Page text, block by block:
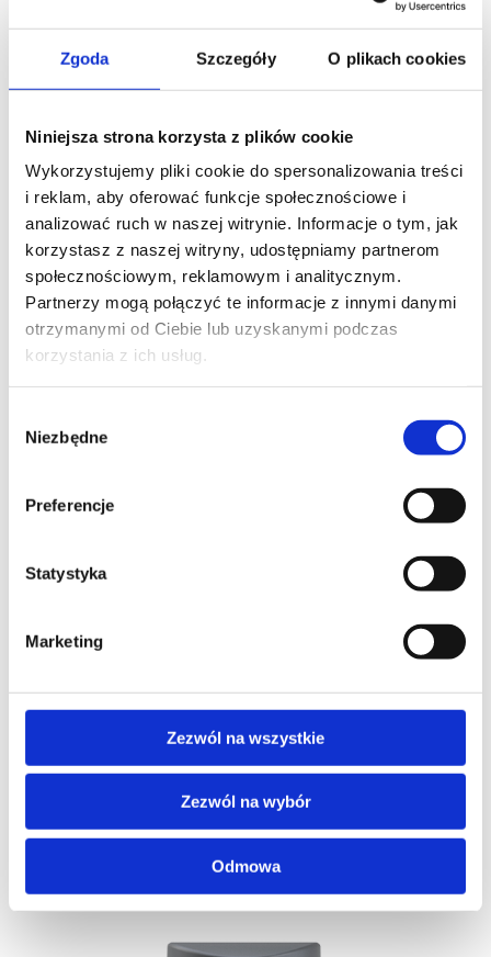
Zgoda Szczegóły O plikach cookies
Niniejsza strona korzysta z plików cookie
Wykorzystujemy pliki cookie do spersonalizowania treści
i reklam, aby oferować funkcje społecznościowe i
analizować ruch w naszej witrynie. Informacje o tym, jak
korzystasz z naszej witryny, udostępniamy partnerom
społecznościowym, reklamowym i analitycznym.
Partnerzy mogą połączyć te informacje z innymi danymi
otrzymanymi od Ciebie lub uzyskanymi podczas
korzystania z ich usług.
zgody
Niezbędne
Preferencje
Statystyka
Marketing
Zezwól na wszystkie
Zezwól na wybór
Odmowa
Pobierz rysunek techniczny
Akcesoria
Popielniczka
każdego modelu. Umieszczona na środku pokrywy
kosza na odpady, umożliwia zgaszenie
niedopałków i ich wpadnięcie do kosza na odpady.
Czip elektroniczny
Dostępne miejsce na czip. Ułatwia identyfikację i
sczytywanie lokalizacji produktu.